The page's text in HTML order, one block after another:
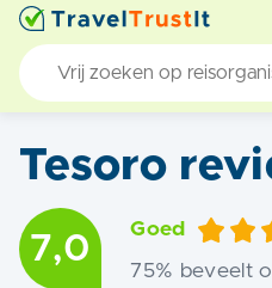
Tesoro
7,0
Goed
75% beveelt